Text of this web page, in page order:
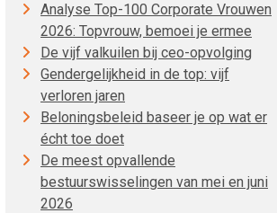
Analyse Top-100 Corporate Vrouwen
2026: Topvrouw, bemoei je ermee
De vijf valkuilen bij ceo-opvolging
Gendergelijkheid in de top: vijf
verloren jaren
Beloningsbeleid baseer je op wat er
écht toe doet
De meest opvallende
bestuurswisselingen van mei en juni
2026